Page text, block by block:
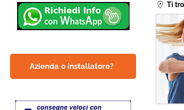
Azienda o installatore?
Ti